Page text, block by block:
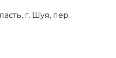
г. Шуя, пер.